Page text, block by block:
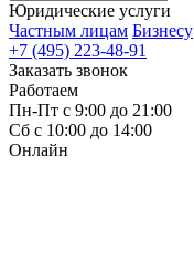
Юридические услуги
Частным лицам Бизнесу
+7 (495) 223-48-91
Заказать звонок
Работаем
Пн-Пт с 9:00 до 21:00
Сб с 10:00 до 14:00
Онлайн